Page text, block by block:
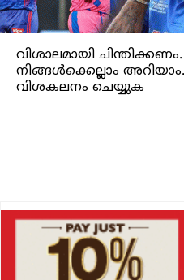
വിശാലമായി
നിങ്ങള്‍ക്കെല്ലാം
വിശകലനം ചെയ്യുക